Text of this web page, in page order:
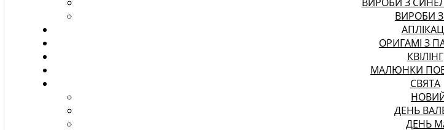
ВИРОБИ
ОРИГАМІ З
КВІЛІНГ
МАЛЮНКИ
СВЯТА
ДЕНЬ
ДЕНЬ